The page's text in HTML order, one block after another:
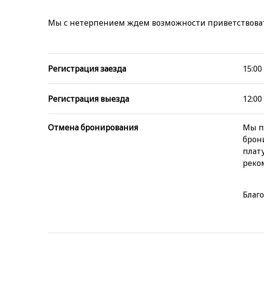
Мы с нетерпением ждем возможности
Регистрация заезда 15:00
Регистрация выезда 12:00
Отмена бронирования
Мы